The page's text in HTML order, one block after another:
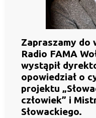
Zapraszamy do
Radio FAMA
wystąpił
opowiedział o
projektu
człowiek” i
Słowackiego.